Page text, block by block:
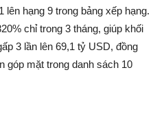
hạng 9 trong bảng xếp hạng.
chỉ trong 3 tháng, giúp khối
3 lần lên 69,1 tỷ USD, đồng
góp mặt trong danh sách 10